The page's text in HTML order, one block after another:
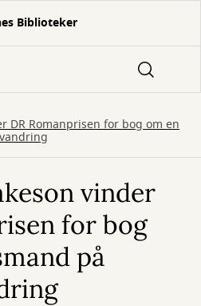
Biblioteker
DR Romanprisen for bog om en
vinder
for bog
på